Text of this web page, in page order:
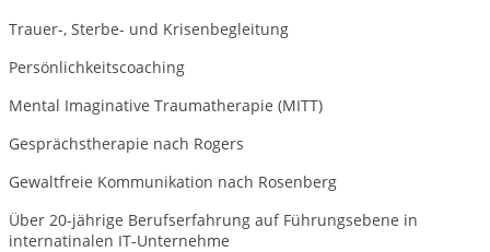
Trauer-, Sterbe- und Krisenbegleitung
Persönlichkeitscoaching
Mental Imaginative Traumatherapie (MITT)
Gesprächstherapie nach Rogers
Gewaltfreie Kommunikation nach Rosenberg
Über 20-jährige Berufserfahrung auf Führungsebene in
internatinalen IT-Unternehme